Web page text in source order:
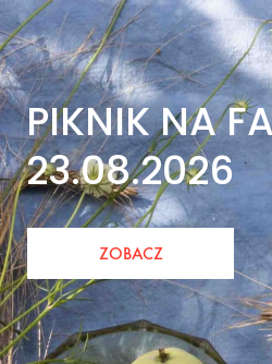
PIKNIK NA
23.08.2026
ZOBACZ